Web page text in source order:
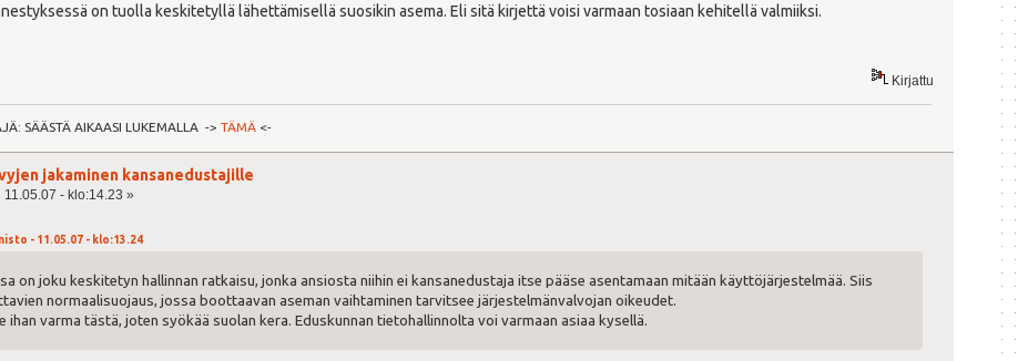
on tuolla keskitetyllä lähettämisellä suosikin asema. Eli sitä kirjettä voisi varmaan tosiaan kehitellä valmiiksi.
Kirjattu
SÄÄSTÄ AIKAASI LUKEMALLA ->TÄMÄ <-
jakaminen kansanedustajille
11.05.07 - klo:14.23 »
- 11.05.07 - klo:13.24
on joku keskitetyn hallinnan ratkaisu, jonka ansiosta niihin ei kansanedustaja itse pääse asentamaan mitään käyttöjärjestelmää. Siis
normaalisuojaus, jossa boottaavan aseman vaihtaminen tarvitsee järjestelmänvalvojan oikeudet.
ihan varma tästä, joten syökää suolan kera. Eduskunnan tietohallinnolta voi varmaan asiaa kysellä.